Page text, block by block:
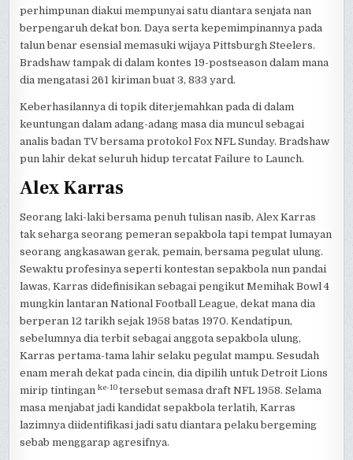
perhimpunan diakui mempunyai satu diantara senjata nan
berpengaruh dekat bon. Daya serta kepemimpinannya pada
talun benar esensial memasuki wijaya Pittsburgh Steelers.
Bradshaw tampak di dalam kontes 19-postseason dalam mana
dia mengatasi 261 kiriman buat 3, 833 yard.
Keberhasilannya di topik diterjemahkan pada di dalam
keuntungan dalam adang-adang masa dia muncul sebagai
analis badan TV bersama protokol Fox NFL Sunday. Bradshaw
pun lahir dekat seluruh hidup tercatat Failure to Launch.
Alex Karras
Seorang laki-laki bersama penuh tulisan nasib, Alex Karras
tak seharga seorang pemeran sepakbola tapi tempat lumayan
seorang angkasawan gerak, pemain, bersama pegulat ulung.
Sewaktu profesinya seperti kontestan sepakbola nun pandai
lawas, Karras didefinisikan sebagai pengikut Memihak Bowl 4
mungkin lantaran National Football League, dekat mana dia
berperan 12 tarikh sejak 1958 batas 1970. Kendatipun,
sebelumnya dia terbit sebagai anggota sepakbola ulung,
Karras pertama-tama lahir selaku pegulat mampu. Sesudah
enam merah dekat pada cincin, dia dipilih untuk Detroit Lions
mirip tintinganke-10tersebut semasa draft NFL 1958. Selama
masa menjabat jadi kandidat sepakbola terlatih, Karras
lazimnya diidentifikasi jadi satu diantara pelaku bergeming
sebab menggarap agresifnya.